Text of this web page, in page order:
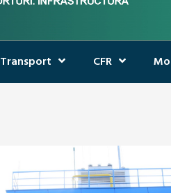
Transport CFR